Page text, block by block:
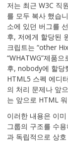
저는 최근 W3C 직
를 모두 복사 했습
소에 있던 버그를
후, 저에게 할당된
크립트는 “other
“WHATWG”제품
후, nobody에 할당
HTML5 스펙 에디
의 처리 문제나 앞
는 앞으로 HTML
이러한 내용은 이
그룹의 구조를 수
과 독립적으로 상